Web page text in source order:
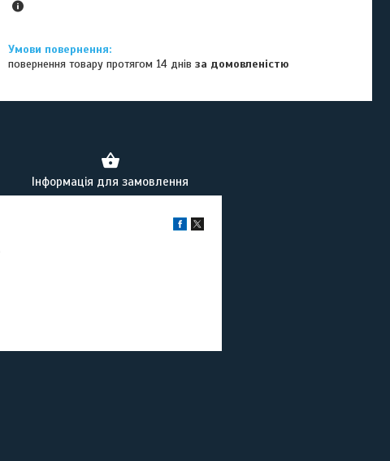
повернення товару протягом 14 днівза домовленістю
Інформація для замовлення